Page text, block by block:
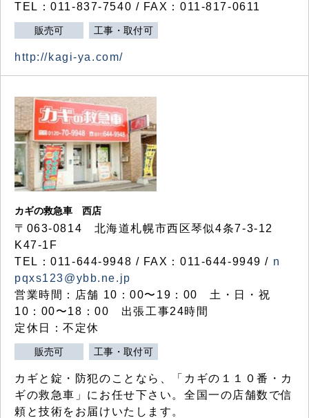
TEL：011-837-7540 / FAX：011-817-0611
販売可 工事・取付可
http://kagi-ya.com/
カギの救急車 西店
〒063-0814 北海道札幌市西区琴似4条7-3-12
K47-1F
TEL：011-644-9948 / FAX：011-644-9949 / n
pqxs123@ybb.ne.jp
営業時間：店舗 10：00〜19：00 土・日・祝
10：00〜18：00 出張工事24時間
定休日：不定休
販売可 工事・取付可
カギと錠・防犯のことなら、「カギの１１０番・カ
ギの救急車」にお任せ下さい。全国一の店舗数で信
頼と技術をお届けいたします。